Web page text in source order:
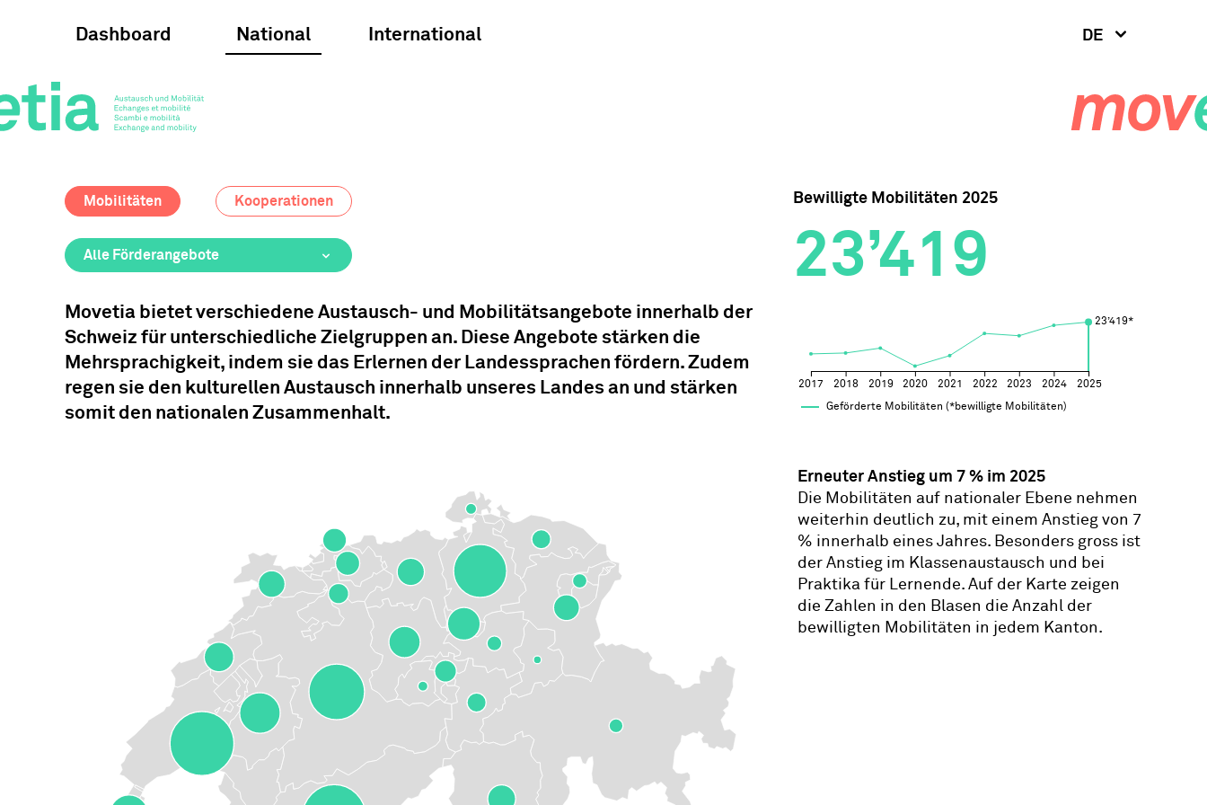
Dashboard National International DE
Mobilitäten Kooperationen
Alle Förderangebote
Movetia bietet verschiedene Austausch- und Mobilitätsangebote innerhalb der
Schweiz für unterschiedliche Zielgruppen an. Diese Angebote stärken die
Mehrsprachigkeit, indem sie das Erlernen der Landessprachen fördern. Zudem
regen sie den kulturellen Austausch innerhalb unseres Landes an und stärken
somit den nationalen Zusammenhalt.
Bewilligte Mobilitäten 2025
23’419
23’419*
23’419*
2017 2018 2019 2020 2021 2022 2023 2024 2025
Geförderte Mobilitäten (*bewilligte Mobilitäten)
Erneuter Anstieg um 7 % im 2025
Die Mobilitäten auf nationaler Ebene nehmen
weiterhin deutlich zu, mit einem Anstieg von 7
% innerhalb eines Jahres. Besonders gross ist
der Anstieg im Klassenaustausch und bei
Praktika für Lernende. Auf der Karte zeigen
die Zahlen in den Blasen die Anzahl der
bewilligten Mobilitäten in jedem Kanton.